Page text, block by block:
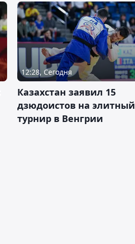
12:28, Сегодня
Казахстан заявил 15
дзюдоистов на элитный
турнир в Венгрии